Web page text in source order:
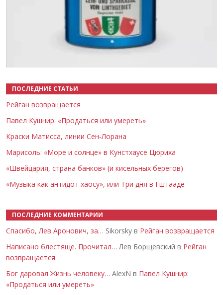
ПОСЛЕДНИЕ СТАТЬИ
Рейган возвращается
Павел Кушнир: «Продаться или умереть»
Краски Матисса, линии Сен-Лорана
Марисоль: «Море и солнце» в Кунстхаусе Цюриха
«Швейцария, страна банков» (и кисельных берегов)
«Музыка как антидот хаосу», или Три дня в Гштааде
ПОСЛЕДНИЕ КОММЕНТАРИИ
Спасибо, Лев Аронович, за… Sikorsky в Рейган возвращается
Написано блестяще. Прочитал… Лев Борщевский в Рейган
возвращается
Бог даровал Жизнь человеку… AlexN в Павел Кушнир:
«Продаться или умереть»